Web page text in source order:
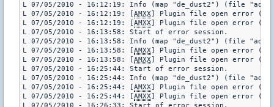
L 07/05/2010 - 16:12:19: Info (map "de_dust2") (file
L 07/05/2010 - 16:12:19: [ AMXX ] Plugin file open error
L 07/05/2010 - 16:12:19: [ AMXX ] Plugin file open error
L 07/05/2010 - 16:13:58: Start of error session.
L 07/05/2010 - 16:13:58: Info (map "de_dust2") (file
L 07/05/2010 - 16:13:58: [ AMXX ] Plugin file open error
L 07/05/2010 - 16:13:58: [ AMXX ] Plugin file open error
L 07/05/2010 - 16:25:44: Start of error session.
L 07/05/2010 - 16:25:44: Info (map "de_dust2") (file
L 07/05/2010 - 16:25:44: [ AMXX ] Plugin file open error
L 07/05/2010 - 16:25:44: [ AMXX ] Plugin file open error